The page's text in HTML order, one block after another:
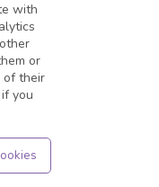
with
or
of their
you